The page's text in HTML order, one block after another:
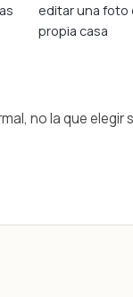
editar una
propia casa
no la que elegir